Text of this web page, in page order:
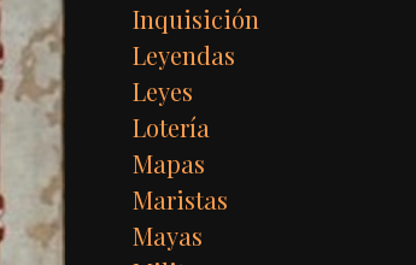
Inquisición
Leyendas
Leyes
Lotería
Mapas
Maristas
Mayas